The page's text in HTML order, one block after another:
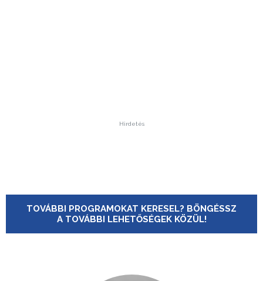
Hirdetés
TOVÁBBI PROGRAMOKAT KERESEL? BÖNGÉSSZ
A TOVÁBBI LEHETŐSÉGEK KÖZÜL!